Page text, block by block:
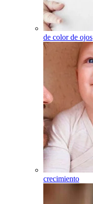
de color de ojos
crecimiento